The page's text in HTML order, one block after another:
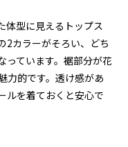
体型に見えるトップス
2カラーがそろい、どち
っています。裾部分が花
力的です。透け感があ
ルを着ておくと安心で